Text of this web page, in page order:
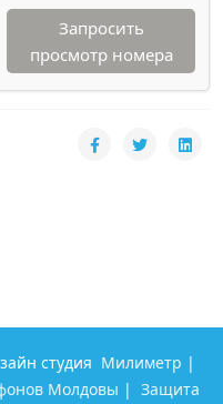
Запросить
просмотр номера
студия Милиметр |
Молдовы | Защита